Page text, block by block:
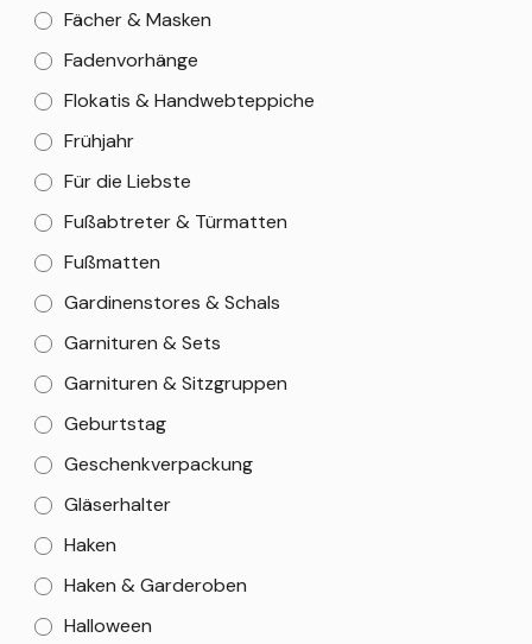
Fächer & Masken
Fadenvorhänge
Flokatis & Handwebteppiche
Frühjahr
Für die Liebste
Fußabtreter & Türmatten
Fußmatten
Gardinenstores & Schals
Garnituren & Sets
Garnituren & Sitzgruppen
Geburtstag
Geschenkverpackung
Gläserhalter
Haken
Haken & Garderoben
Halloween